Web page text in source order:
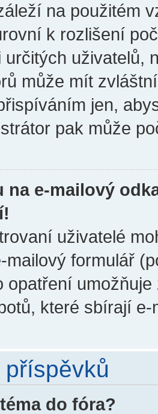
na použitém
k rozlišení
určitých uživatelů,
může mít
jen,
pak může
na e-mailový
uživatelé
mailový formulář
opatření
které sbírají e-
do fóra?